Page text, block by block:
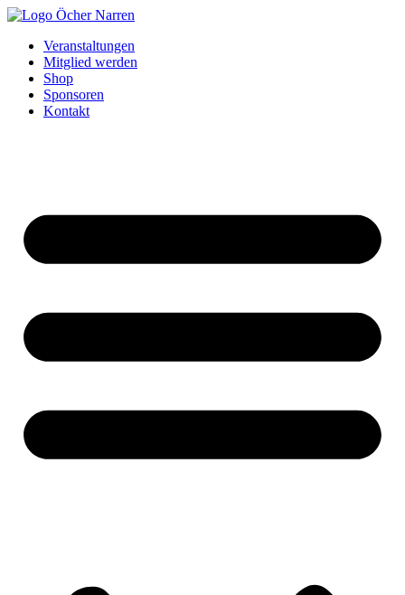
Zum
springenVeranstaltungen
Mitglied werden
Shop
Sponsoren
Kontakt